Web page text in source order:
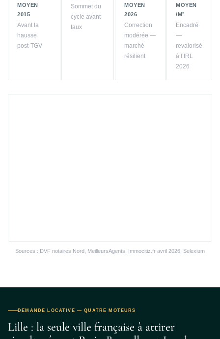
MOYEN
2015
Avant la
hausse
post-TGV
Sommet du
cycle avant
taux
MOYEN
2026
Correction
modérée —
marché
résilient
MOYEN
/M²
Encadré
—
revalorisé
à l’IRL
2026
Sources : DVF notaires Nord, MeilleursAgents, Immocitiz.fr avril 2026, Selexium
DEMANDE LOCATIVE — QUATRE MOTEURS
Lille : la seule ville française à attirer